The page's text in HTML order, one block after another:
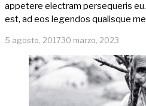
appetere electram persequeris
est, ad eos legendos qualisque
5 agosto, 201730 marzo, 2023